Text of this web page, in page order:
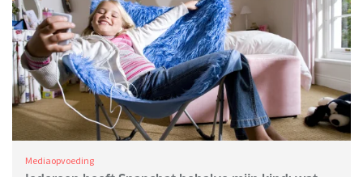
Mediaopvoeding